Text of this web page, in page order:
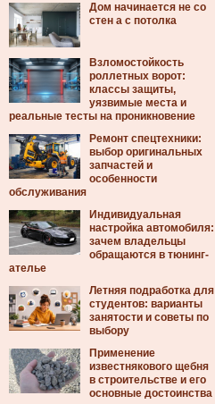
Дом начинается не со
стен а с потолка
Взломостойкость
роллетных ворот:
классы защиты,
уязвимые места и
реальные тесты на проникновение
Ремонт спецтехники:
выбор оригинальных
запчастей и
особенности
обслуживания
Индивидуальная
настройка автомобиля:
зачем владельцы
обращаются в тюнинг-
ателье
Летняя подработка для
студентов: варианты
занятости и советы по
выбору
Применение
известнякового щебня
в строительстве и его
основные достоинства